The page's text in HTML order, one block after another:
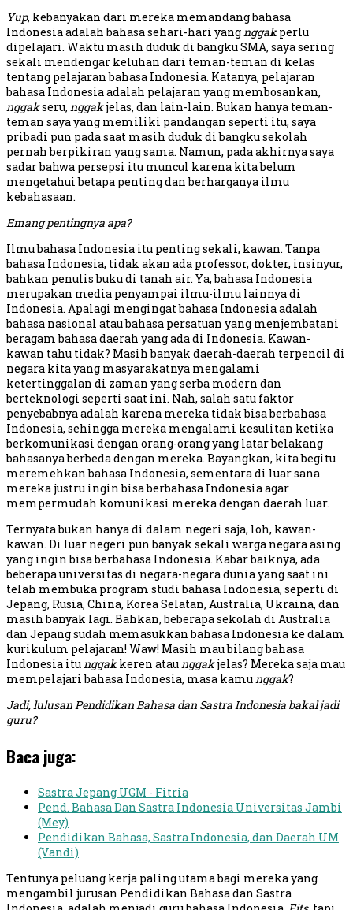
Yup, kebanyakan dari mereka memandang bahasa
Indonesia adalah bahasa sehari-hari yangnggakperlu
dipelajari. Waktu masih duduk di bangku SMA, saya sering
sekali mendengar keluhan dari teman-teman di kelas
tentang pelajaran bahasa Indonesia. Katanya, pelajaran
bahasa Indonesia adalah pelajaran yang membosankan,
nggakseru, nggakjelas, dan lain-lain. Bukan hanya teman-
teman saya yang memiliki pandangan seperti itu, saya
pribadi pun pada saat masih duduk di bangku sekolah
pernah berpikiran yang sama. Namun, pada akhirnya saya
sadar bahwa persepsi itu muncul karena kita belum
mengetahui betapa penting dan berharganya ilmu
kebahasaan.
Emang pentingnya apa?
Ilmu bahasa Indonesia itu penting sekali, kawan. Tanpa
bahasa Indonesia, tidak akan ada professor, dokter, insinyur,
bahkan penulis buku di tanah air. Ya, bahasa Indonesia
merupakan media penyampai ilmu-ilmu lainnya di
Indonesia. Apalagi mengingat bahasa Indonesia adalah
bahasa nasional atau bahasa persatuan yang menjembatani
beragam bahasa daerah yang ada di Indonesia. Kawan-
kawan tahu tidak? Masih banyak daerah-daerah terpencil di
negara kita yang masyarakatnya mengalami
ketertinggalan di zaman yang serba modern dan
berteknologi seperti saat ini. Nah, salah satu faktor
penyebabnya adalah karena mereka tidak bisa berbahasa
Indonesia, sehingga mereka mengalami kesulitan ketika
berkomunikasi dengan orang-orang yang latar belakang
bahasanya berbeda dengan mereka. Bayangkan, kita begitu
meremehkan bahasa Indonesia, sementara di luar sana
mereka justru ingin bisa berbahasa Indonesia agar
mempermudah komunikasi mereka dengan daerah luar.
Ternyata bukan hanya di dalam negeri saja, loh, kawan-
kawan. Di luar negeri pun banyak sekali warga negara asing
yang ingin bisa berbahasa Indonesia. Kabar baiknya, ada
beberapa universitas di negara-negara dunia yang saat ini
telah membuka program studi bahasa Indonesia, seperti di
Jepang, Rusia, China, Korea Selatan, Australia, Ukraina, dan
masih banyak lagi. Bahkan, beberapa sekolah di Australia
dan Jepang sudah memasukkan bahasa Indonesia ke dalam
kurikulum pelajaran! Waw! Masih mau bilang bahasa
Indonesia itunggakkeren ataunggakjelas? Mereka saja mau
mempelajari bahasa Indonesia, masa kamunggak?
Jadi, lulusan Pendidikan Bahasa dan Sastra Indonesia bakal jadi
guru?
Baca juga:
Sastra Jepang UGM - Fitria
Pend. Bahasa Dan Sastra Indonesia Universitas Jambi
(Mey)
Pendidikan Bahasa, Sastra Indonesia, dan Daerah UM
(Vandi)
Tentunya peluang kerja paling utama bagi mereka yang
mengambil jurusan Pendidikan Bahasa dan Sastra